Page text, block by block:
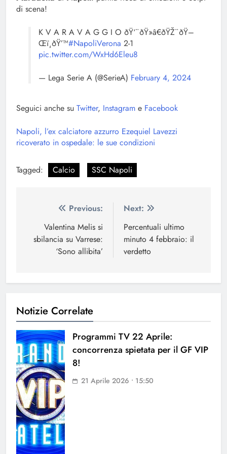
di scena!
K V A R A V A G G I O ðŸ‘¨ðŸ»â€ðŸŽ¨ðŸ–
Œï¸ðŸ’™#NapoliVerona 2-1
pic.twitter.com/WxHd6Eleu8
— Lega Serie A (@SerieA) February 4, 2024
Seguici anche su Twitter, Instagram e Facebook
Napoli, l’ex calciatore azzurro Ezequiel Lavezzi
ricoverato in ospedale: le sue condizioni
Tagged: Calcio SSC Napoli
Navigazione
articoli
Previous:
Valentina Melis si
sbilancia su Varrese:
‘Sono allibita’
Next:
Percentuali ultimo
minuto 4 febbraio: il
verdetto
Notizie Correlate
Programmi TV 22 Aprile:
concorrenza spietata per il GF VIP
8!
21 Aprile 2026 • 15:50